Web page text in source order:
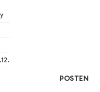
POSTEN